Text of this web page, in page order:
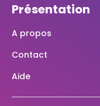
Présentation
A propos
Contact
Aide